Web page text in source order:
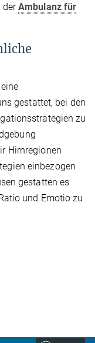
derAmbulanz für
gestattet, bei den
zu
Hirnregionen
einbezogen
gestatten es
und Emotio zu